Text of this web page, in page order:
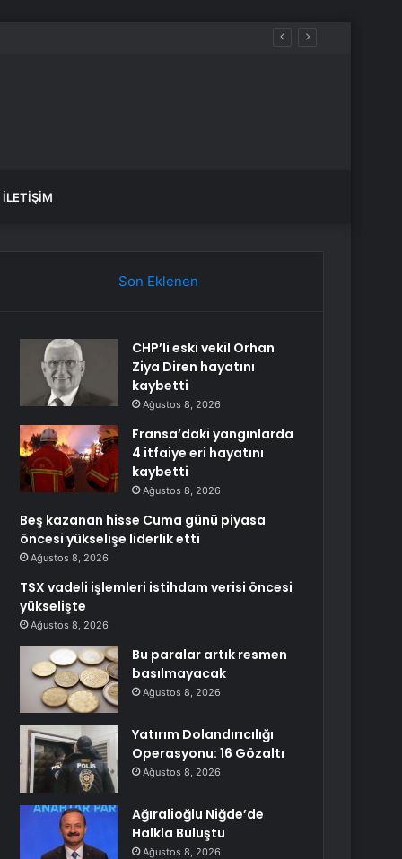
İLETIŞIM
Son Eklenen
CHP’li eski vekil Orhan
Ziya Diren hayatını
kaybetti
Ağustos 8, 2026
Fransa’daki yangınlarda
4 itfaiye eri hayatını
kaybetti
Ağustos 8, 2026
Beş kazanan hisse Cuma günü piyasa
öncesi yükselişe liderlik etti
Ağustos 8, 2026
TSX vadeli işlemleri istihdam verisi öncesi
yükselişte
Ağustos 8, 2026
Bu paralar artık resmen
basılmayacak
Ağustos 8, 2026
Yatırım Dolandırıcılığı
Operasyonu: 16 Gözaltı
Ağustos 8, 2026
Ağıralioğlu Niğde’de
Halkla Buluştu
Ağustos 8, 2026